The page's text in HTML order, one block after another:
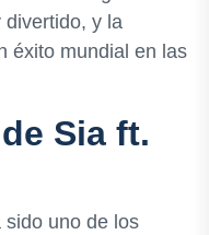
y la
éxito mundial en las
Sia ft.
sido uno de los